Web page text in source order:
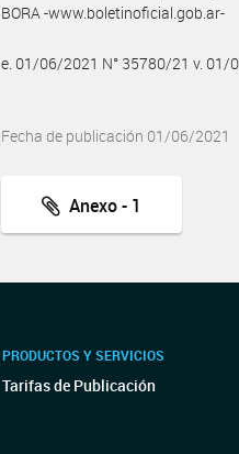
BORA -www.boletinoficial.gob.ar-
e. 01/06/2021 N° 35780/21 v. 01/
Fecha de publicación 01/06/2021
Anexo - 1
PRODUCTOS Y SERVICIOS
Tarifas de Publicación